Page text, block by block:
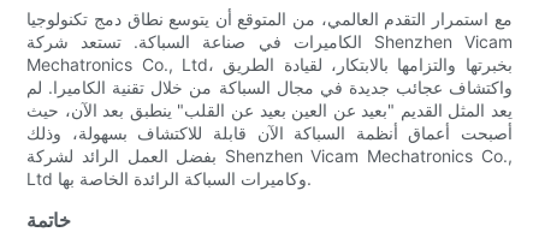
مع استمرار التقدم العالمي، من المتوقع أن يتوسع نطاق دمج تكنولوجيا
الكاميرات في صناعة السباكة. تستعد شركة Shenzhen Vicam
Mechatronics Co., Ltd، بخبرتها والتزامها بالابتكار، لقيادة الطريق
واكتشاف عجائب جديدة في مجال السباكة من خلال تقنية الكاميرا. لم
يعد المثل القديم "بعيد عن العين بعيد عن القلب" ينطبق بعد الآن، حيث
أصبحت أعماق أنظمة السباكة الآن قابلة للاكتشاف بسهولة، وذلك
بفضل العمل الرائد لشركة Shenzhen Vicam Mechatronics Co.,
Ltd وكاميرات السباكة الرائدة الخاصة بها.
خاتمة